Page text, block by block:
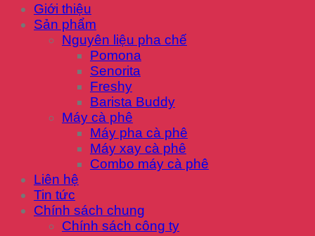
Giới thiệu
Sản phẩm
Nguyên liệu pha chế
Pomona
Senorita
Freshy
Barista Buddy
Máy cà phê
Máy pha cà phê
Máy xay cà phê
Combo máy cà phê
Liên hệ
Tin tức
Chính sách chung
Chính sách công ty